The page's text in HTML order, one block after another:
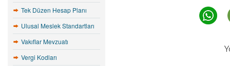
Tek Düzen Hesap Planı
Ulusal Meslek Standartları
Vakıflar Mevzuatı
Vergi Kodları